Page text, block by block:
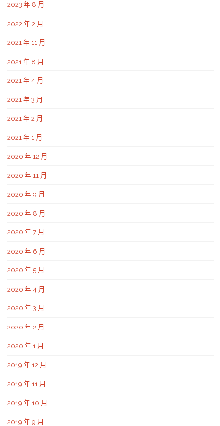
2023 年 8 月
2022 年 2 月
2021 年 11 月
2021 年 8 月
2021 年 4 月
2021 年 3 月
2021 年 2 月
2021 年 1 月
2020 年 12 月
2020 年 11 月
2020 年 9 月
2020 年 8 月
2020 年 7 月
2020 年 6 月
2020 年 5 月
2020 年 4 月
2020 年 3 月
2020 年 2 月
2020 年 1 月
2019 年 12 月
2019 年 11 月
2019 年 10 月
2019 年 9 月